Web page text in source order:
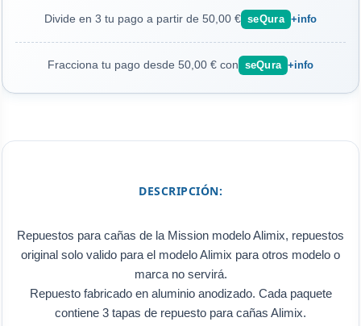
Divide en 3 tu pago a partir de 50,00 € seQura +info
Fracciona tu pago desde 50,00 € con seQura +info
DESCRIPCIÓN:
Repuestos para cañas de la Mission modelo Alimix, repuestos
original solo valido para el modelo Alimix para otros modelo o
marca no servirá.
Repuesto fabricado en aluminio anodizado. Cada paquete
contiene 3 tapas de repuesto para cañas Alimix.